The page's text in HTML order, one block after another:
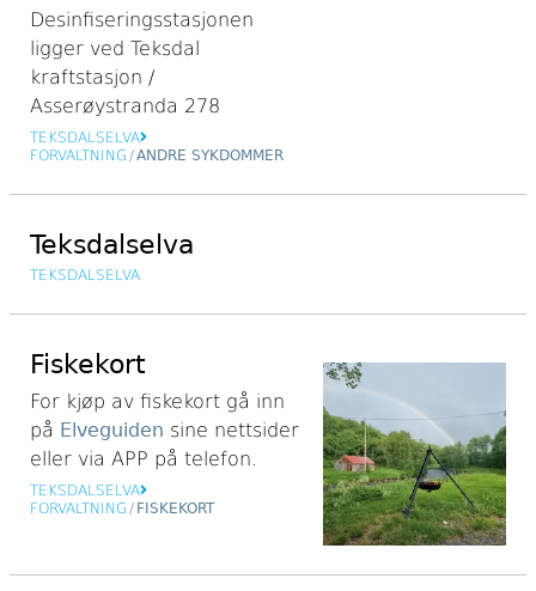
Desinfiseringsstasjonen
ligger ved Teksdal
kraftstasjon /
Asserøystranda 278
TEKSDALSELVA
FORVALTNING /ANDRE SYKDOMMER
Teksdalselva
TEKSDALSELVA
Fiskekort
For kjøp av fiskekort gå inn
på Elveguiden sine nettsider
eller via APP på telefon.
TEKSDALSELVA
FORVALTNING / FISKEKORT